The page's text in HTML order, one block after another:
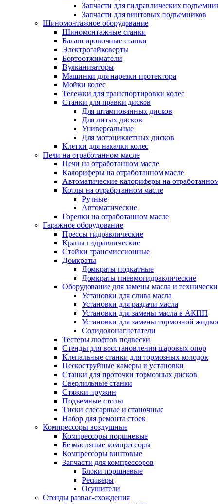
Запчасти для гидравлических
Запчасти для винтовых подъемников
Шиномонтажное оборудование
Шиномонтажные станки
Балансировочные станки
Электрогайковерты
Бортоотжиматели
Вулканизаторы
Машинки для нарезки протектора
Мойки колес
Тележки для транспортировки колес
Станки для правки дисков
Для штампованных дисков
Для литых дисков
Универсальные
Для мотоциклетных дисков
Клетки для накачки колес
Печи на отработанном масле
Печи на отработанном масле
Калориферы на отработанном масле
Автоматические калориферы на
Котлы на отрабртанном масле
Ручные
Автоматические
Горелки на отработанном масле
Гаражное оборудование
Прессы гидравлические
Краны гидравлические
Стойки трансмиссионные
Домкраты
Домкраты подкатные
Домкраты пневмогидравлические
Оборудование для замены масла и
Установки для слива масла
Установки для раздачи масла
Установки для замены масла в АКПП
Установки для замены тормозной
Солидолонагнетатели
Тестеры люфтов подвески
Стенды для восстановления шаровых опор
Клепальные станки для тормозных колодок
Пескоструйные камеры и установки
Станки для проточки тормозных дисков
Сверлильные станки
Стяжки пружин
Подъемные столы
Тиски слесарные и станочные
Набор для ремонта стоек
Компрессоры воздушные
Компрессоры поршневые
Безмасляные компрессоры
Компрессоры винтовые
Запчасти для компрессоров
Блоки поршневые
Ресиверы
Осушители
Стенды развал-схождения